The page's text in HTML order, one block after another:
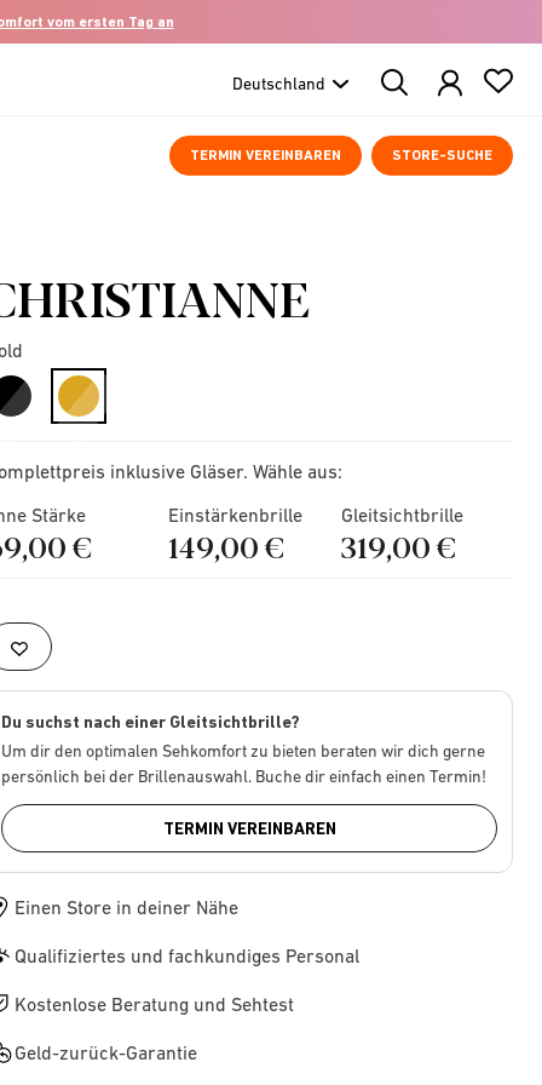
vom ersten Tag an
Search
Products
TERMIN VEREINBAREN STORE-SUCHE
selected
inklusive Gläser. Wähle aus:
Stärke
€
Einstärkenbrille
149,00 €
Gleitsichtbrille
319,00 €
Du suchst nach einer Gleitsichtbrille?
Um dir den optimalen Sehkomfort zu bieten beraten wir dich gerne
persönlich bei der Brillenauswahl. Buche dir einfach einen Termin!
TERMIN VEREINBAREN
Einen Store in deiner Nähe
Qualifiziertes und fachkundiges Personal
Kostenlose Beratung und Sehtest
Geld-zurück-Garantie